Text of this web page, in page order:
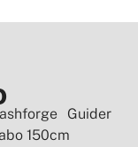
Guider
150cm